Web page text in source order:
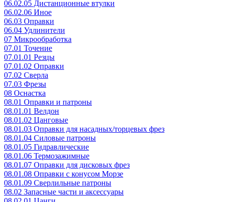
06.02.05 Дистанционные втулки
06.02.06 Иное
06.03 Оправки
06.04 Удлинители
07 Микрообработка
07.01 Точение
07.01.01 Резцы
07.01.02 Оправки
07.02 Сверла
07.03 Фрезы
08 Оснастка
08.01 Оправки и патроны
08.01.01 Велдон
08.01.02 Цанговые
08.01.03 Оправки для насадных/торцевых фрез
08.01.04 Силовые патроны
08.01.05 Гидравлические
08.01.06 Термозажимные
08.01.07 Оправки для дисковых фрез
08.01.08 Оправки с конусом Морзе
08.01.09 Сверлильные патроны
08.02 Запасные части и аксессуары